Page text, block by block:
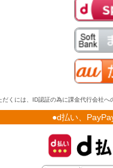
くには、ID認証の為に課金代行会社
●d払い、